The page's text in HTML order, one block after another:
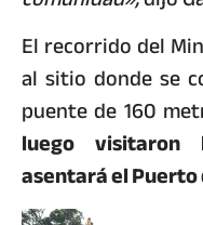
El recorrido del
al sitio donde se
puente de 160
luego visitaron
asentará el